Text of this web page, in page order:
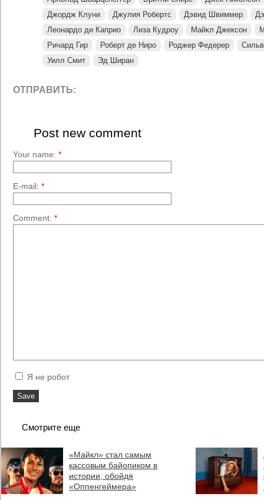
Джордж Клуни
Джулия Робертс Дэвид Швиммер
Леонардо ди Каприо
Лиза Кудроу Майкл Джексон
Ричард Гир
Роберт де Ниро Роджер Федерер
Уилл Смит
Эд Ширан
ОТПРАВИТЬ:
Post new comment
Your name: *
E-mail: *
Comment: *
Я не робот
Смотрите еще
«Майкл» стал самым
кассовым байопиком в
истории, обойдя
«Оппенгеймера»